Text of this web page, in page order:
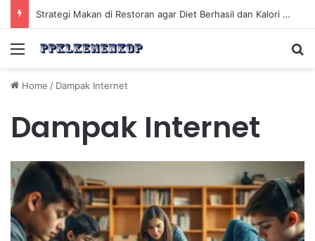
Strategi Makan di Restoran agar Diet Berhasil dan Kalori Tetap Terkontrol
Menu
Home / Dampak Internet
Dampak Internet